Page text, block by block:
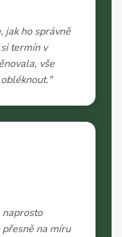
jak ho správně
termín v
vše
naprosto
přesně na míru